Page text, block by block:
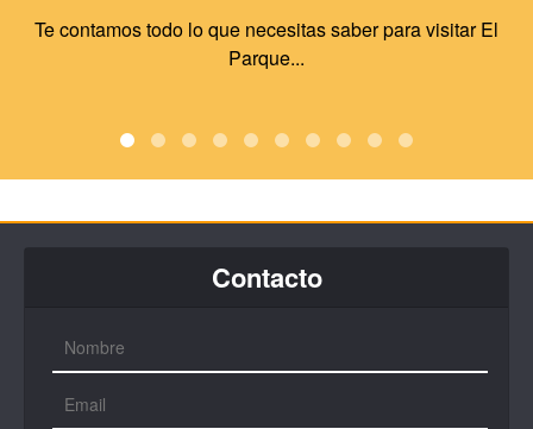
Te contamos todo lo que necesitas saber para visitar El
Parque...
Contacto